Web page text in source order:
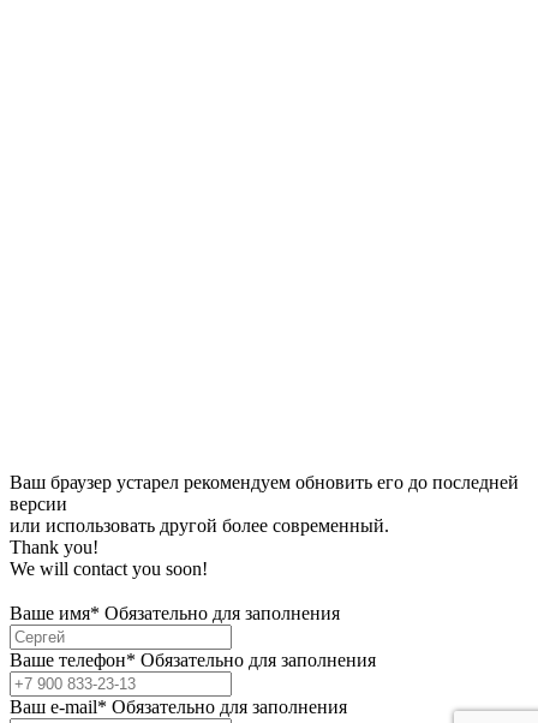
Ваш браузер устарел рекомендуем обновить его до последней
версии
или использовать другой более современный.
Thank you!
We will contact you soon!
Ваше имя* Обязательно для заполнения
Ваше телефон* Обязательно для заполнения
Bаш e-mail* Обязательно для заполнения